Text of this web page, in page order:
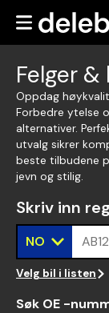
Felger &
Oppdag
Forbedre ytelse
alternativer.
utvalg sikrer
beste tilbudene
jevn og stilig.
Skriv inn
NO
Velg bil i listen
Søk OE -